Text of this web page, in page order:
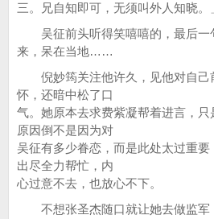
三。兄自知即可，无须叫外人知晓。
吴征前头听得笑嘻嘻的，最后一
来，呆在当地……
倪妙筠关注他许久，见他对自己
怀，还暗中松了口
气。她原本去求费紫凝帮着进言，只
原因倒不是因为对
吴征有多少眷恋，而是此处太过重
出尽全力帮忙，内
心过意不去，也放心不下。
不想张圣杰随口就让她去做监军